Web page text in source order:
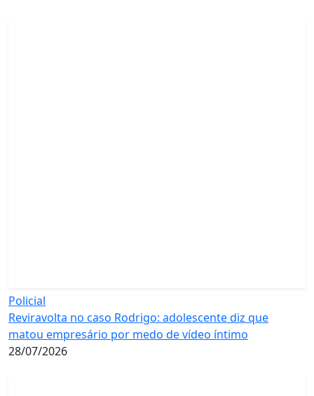
Policial
Reviravolta no caso Rodrigo: adolescente diz que
matou empresário por medo de vídeo íntimo
28/07/2026